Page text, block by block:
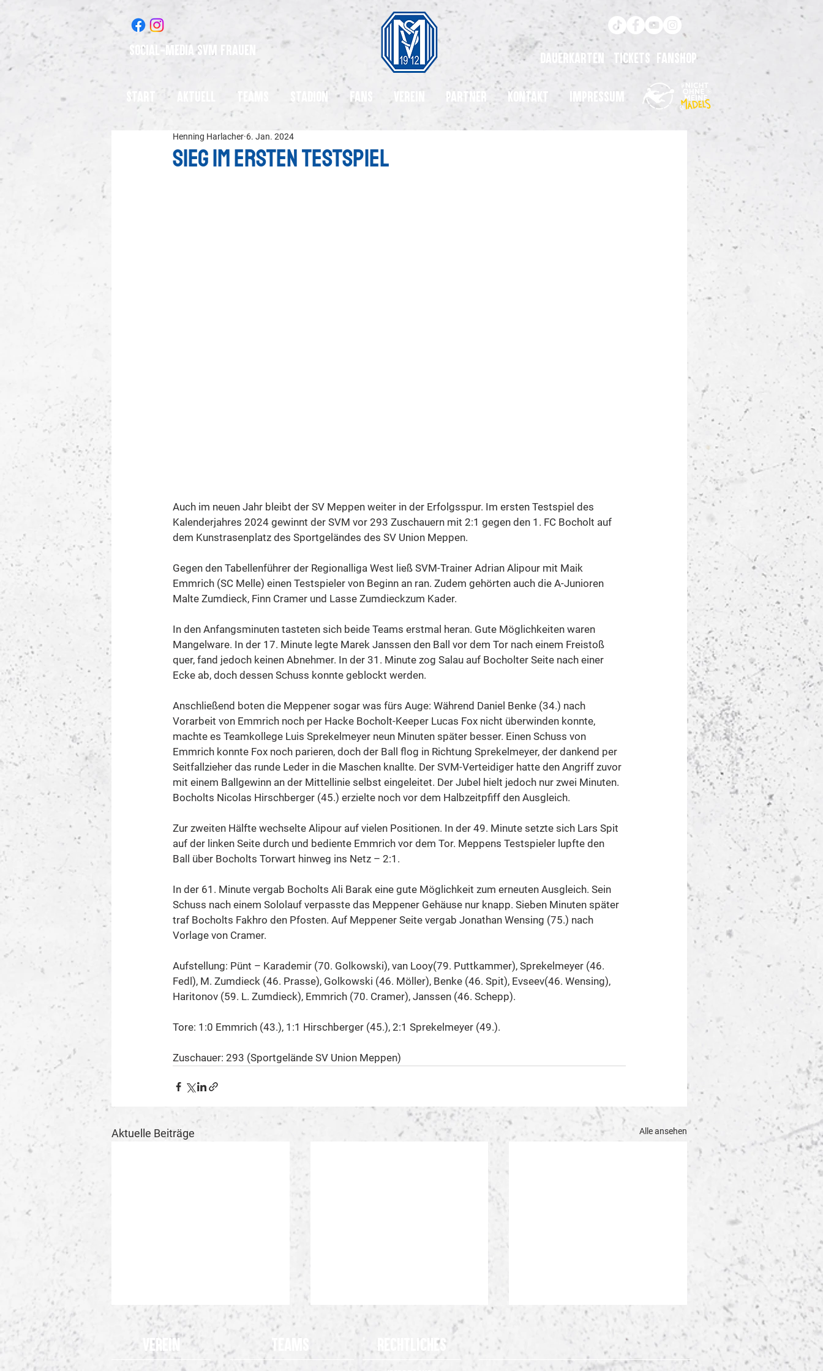
Social-Media SVM Frauen
Start Aktuell Teams Stadion Fans Verein Partner Kontakt Impressum
dauerkarten Tickets Fanshop
Sieg im ersten Testspiel
Henning Harlacher 6. Jan. 2024
Auch im neuen Jahr bleibt der SV Meppen weiter in der Erfolgsspur. Im ersten Testspiel des
Kalenderjahres 2024 gewinnt der SVM vor 293 Zuschauern mit 2:1 gegen den 1. FC Bocholt auf
dem Kunstrasenplatz des Sportgeländes des SV Union Meppen.
Gegen den Tabellenführer der Regionalliga West ließ SVM-Trainer Adrian Alipour mit Maik
Emmrich (SC Melle) einen Testspieler von Beginn an ran. Zudem gehörten auch die A-Junioren
Malte Zumdieck, Finn Cramer und Lasse Zumdieckzum Kader.
In den Anfangsminuten tasteten sich beide Teams erstmal heran. Gute Möglichkeiten waren
Mangelware. In der 17. Minute legte Marek Janssen den Ball vor dem Tor nach einem Freistoß
quer, fand jedoch keinen Abnehmer. In der 31. Minute zog Salau auf Bocholter Seite nach einer
Ecke ab, doch dessen Schuss konnte geblockt werden.
Anschließend boten die Meppener sogar was fürs Auge: Während Daniel Benke (34.) nach
Vorarbeit von Emmrich noch per Hacke Bocholt-Keeper Lucas Fox nicht überwinden konnte,
machte es Teamkollege Luis Sprekelmeyer neun Minuten später besser. Einen Schuss von
Emmrich konnte Fox noch parieren, doch der Ball flog in Richtung Sprekelmeyer, der dankend per
Seitfallzieher das runde Leder in die Maschen knallte. Der SVM-Verteidiger hatte den Angriff zuvor
mit einem Ballgewinn an der Mittellinie selbst eingeleitet. Der Jubel hielt jedoch nur zwei Minuten.
Bocholts Nicolas Hirschberger (45.) erzielte noch vor dem Halbzeitpfiff den Ausgleich.
Zur zweiten Hälfte wechselte Alipour auf vielen Positionen. In der 49. Minute setzte sich Lars Spit
auf der linken Seite durch und bediente Emmrich vor dem Tor. Meppens Testspieler lupfte den
Ball über Bocholts Torwart hinweg ins Netz – 2:1.
In der 61. Minute vergab Bocholts Ali Barak eine gute Möglichkeit zum erneuten Ausgleich. Sein
Schuss nach einem Sololauf verpasste das Meppener Gehäuse nur knapp. Sieben Minuten später
traf Bocholts Fakhro den Pfosten. Auf Meppener Seite vergab Jonathan Wensing (75.) nach
Vorlage von Cramer.
Aufstellung: Pünt – Karademir (70. Golkowski), van Looy(79. Puttkammer), Sprekelmeyer (46.
Fedl), M. Zumdieck (46. Prasse), Golkowski (46. Möller), Benke (46. Spit), Evseev(46. Wensing),
Haritonov (59. L. Zumdieck), Emmrich (70. Cramer), Janssen (46. Schepp).
Tore: 1:0 Emmrich (43.), 1:1 Hirschberger (45.), 2:1 Sprekelmeyer (49.).
Zuschauer: 293 (Sportgelände SV Union Meppen)
Aktuelle Beiträge Alle ansehen
Verein Teams Rechtliches